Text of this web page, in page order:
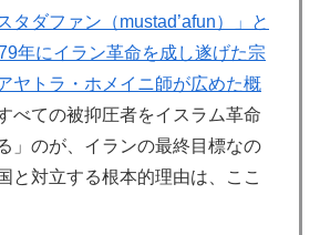
タダファン（mustad’afun）」と
年にイラン革命を成し遂げた宗
ヤトラ・ホメイニ師が広めた概
べての被抑圧者をイスラム革命
」のが、イランの最終目標なの
と対立する根本的理由は、ここ